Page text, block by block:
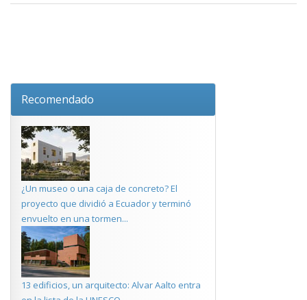
Recomendado
¿Un museo o una caja de concreto? El
proyecto que dividió a Ecuador y terminó
envuelto en una tormen...
13 edificios, un arquitecto: Alvar Aalto entra